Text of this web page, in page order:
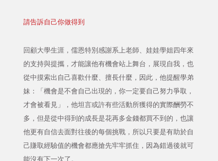
請告訴自己你做得到
回顧大學生涯，儒恩特別感謝系上老師、娃娃學姐四年來
的支持與提攜，才能讓他有機會站上舞台，展現自我，也
從中摸索出自己喜歡什麼、擅長什麼，因此，他提醒學弟
妹：「機會是不會自己出現的，你一定要自己努力爭取，
才會被看見」，他坦言或許有些活動所獲得的實際酬勞不
多，但是從中得到的成長是花再多金錢都買不到的，也讓
他更有自信去面對往後的每個挑戰，所以只要是有助於自
己賺取經驗值的機會都應搶先牢牢抓住，因為錯過後就可
能沒有下一次了。